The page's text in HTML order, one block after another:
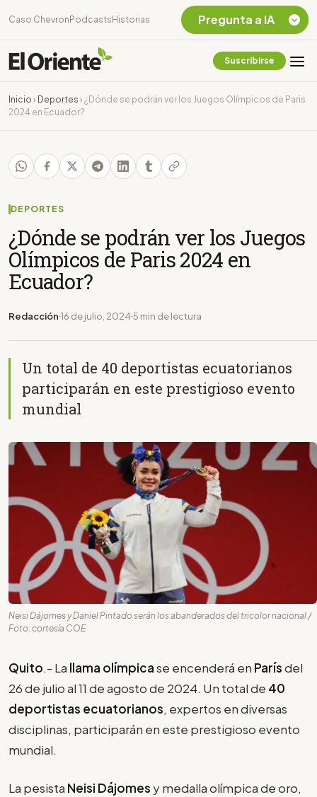
Caso Chevron Podcasts Historias
Suscribirse
Inicio › Deportes › ¿Dónde se podrán ver los Juegos Olímpicos de Paris
2024 en Ecuador?
DEPORTES
¿Dónde se podrán ver los Juegos
Olímpicos de Paris 2024 en
Ecuador?
Redacción 16 de julio, 2024 5 min de lectura
Un total de 40 deportistas ecuatorianos
participarán en este prestigioso evento
mundial
Neisi Dájomes y Daniel Pintado serán los abanderados del tricolor nacional /
Foto: cortesía COE
Quito.- La llama olímpicase encenderá en Parísdel
26 de julio al 11 de agosto de 2024. Un total de 40
deportistas ecuatorianos, expertos en diversas
disciplinas, participarán en este prestigioso evento
mundial.
La pesista Neisi Dájomes y medalla olímpica de oro,
Pregunta a IA
Chevron Ecuador